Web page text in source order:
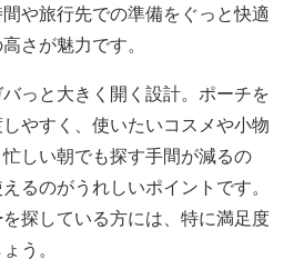
や旅行先での準備をぐっと快適
さが魅力です。
っと大きく開く設計。ポーチを
やすく、使いたいコスメや小物
しい朝でも探す手間が減るの
るのがうれしいポイントです。
を探している方には、特に満足度
う。